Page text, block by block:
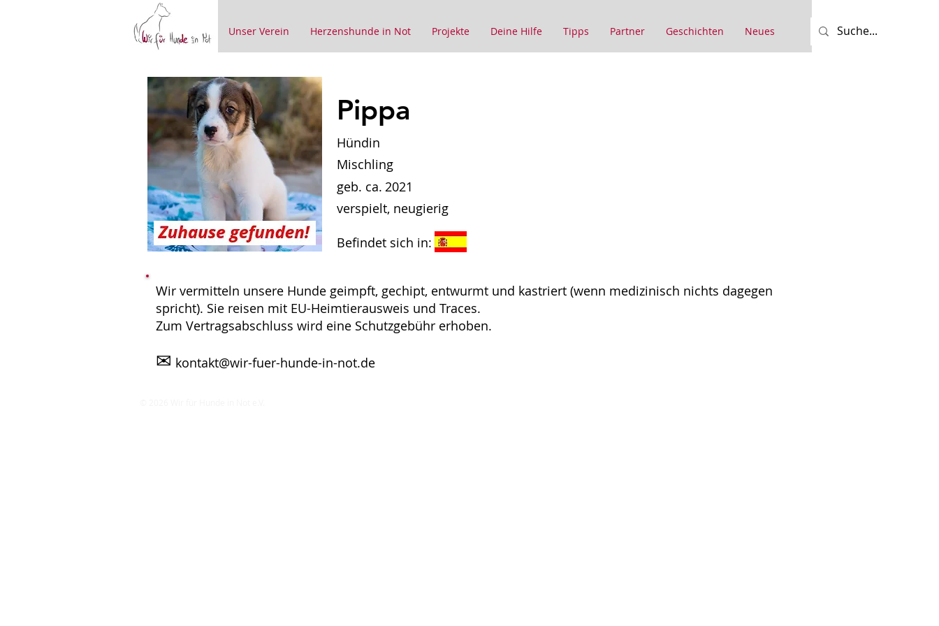
Unser Verein Herzenshunde in Not Projekte Deine Hilfe Tipps Partner Geschichten Neues
Pippa
Hündin
Mischling
2021
verspielt, neugierig
Befindet sich in:
geb. ca.
Wir vermitteln unsere Hunde geimpft, gechipt, entwurmt und kastriert (wenn medizinisch nichts dagegen
spricht). Sie reisen mit EU-Heimtierausweis und Traces.
Zum Vertragsabschluss wird eine Schutzgebühr erhoben.
✉ kontakt@wir-fuer-hunde-in-not.de